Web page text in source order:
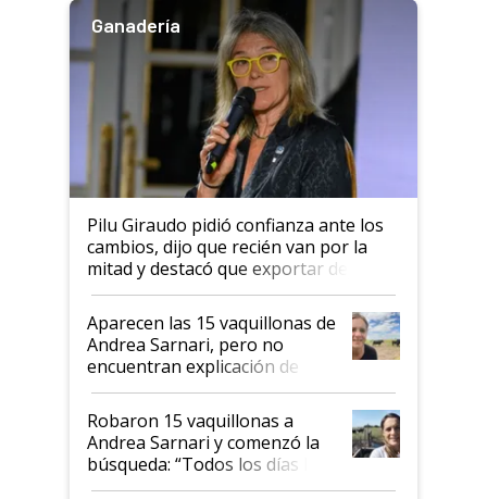
Ganadería
Pilu Giraudo pidió confianza ante los
cambios, dijo que recién van por la
mitad y destacó que exportar dejó de
ser "para unos pocos": "Tenemos un
mandato muy claro del gobierno
nacional"
Aparecen las 15 vaquillonas de
Andrea Sarnari, pero no
encuentran explicación de
cómo llegaron allí
Robaron 15 vaquillonas a
Andrea Sarnari y comenzó la
búsqueda: “Todos los días le
toca a algún productor”